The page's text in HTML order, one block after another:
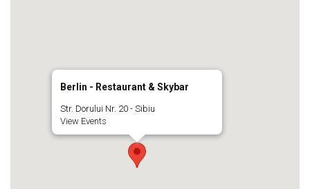
Berlin - Restaurant & Skybar
Str. Dorului Nr. 20 - Sibiu
View Events